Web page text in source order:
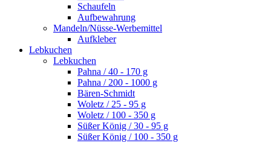
Schaufeln
Aufbewahrung
Mandeln/Nüsse-Werbemittel
Aufkleber
Lebkuchen
Lebkuchen
Pahna / 40 - 170 g
Pahna / 200 - 1000 g
Bären-Schmidt
Woletz / 25 - 95 g
Woletz / 100 - 350 g
Süßer König / 30 - 95 g
Süßer König / 100 - 350 g